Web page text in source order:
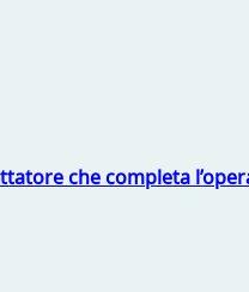
che completa